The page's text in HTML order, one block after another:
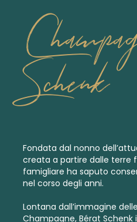
Schenk
Fondata dal nonno
creata a partire dalle terre
famigliare ha saputo
nel corso degli anni.
Lontana dall’immagine
Champagne, Bérat